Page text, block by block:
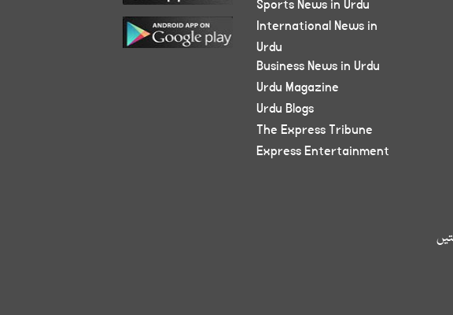
Sports News in Urdu
International News in
Urdu
Business News in Urdu
Urdu Magazine
Urdu Blogs
The Express Tribune
Express Entertainment